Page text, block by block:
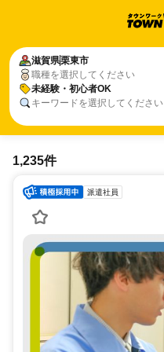
滋賀県栗東市
職種を選択してください
未経験・初心者OK
キーワードを選択してください
1,235件
派遣社員